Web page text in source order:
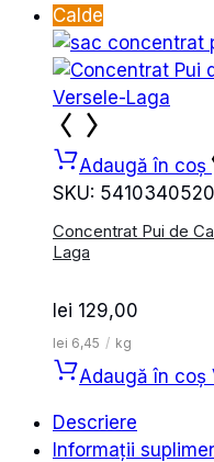
Calde
Adaugă în coș
SKU:
Concentrat Pui de
Laga
lei 129,00
lei 6,45 / kg
Adaugă în coș
Descriere
Informații